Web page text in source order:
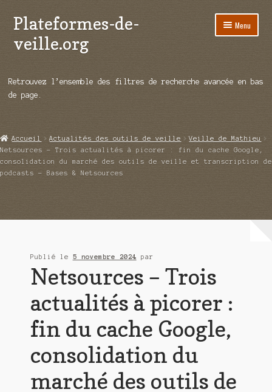
Aller
à
la
Aller
au
contenu
Plateformes-de-
veille.org
Menu
Répertoire d’ouitils
Démos vidéos
Ouvrir
le
Actualités
Retrouvez l’ensemble des filtres de recherche avancée en bas
de page.
Accueil Actualités des outils de veille
Veille de Mathieu
Netsources – Trois actualités à picorer : fin du cache Google,
consolidation du marché des outils de veille et transcription de
podcasts – Bases & Netsources
Publié le 5 novembre 2024 par
Netsources – Trois
actualités à picorer :
fin du cache Google,
consolidation du
marché des outils de